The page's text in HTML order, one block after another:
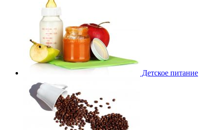
Детское питание